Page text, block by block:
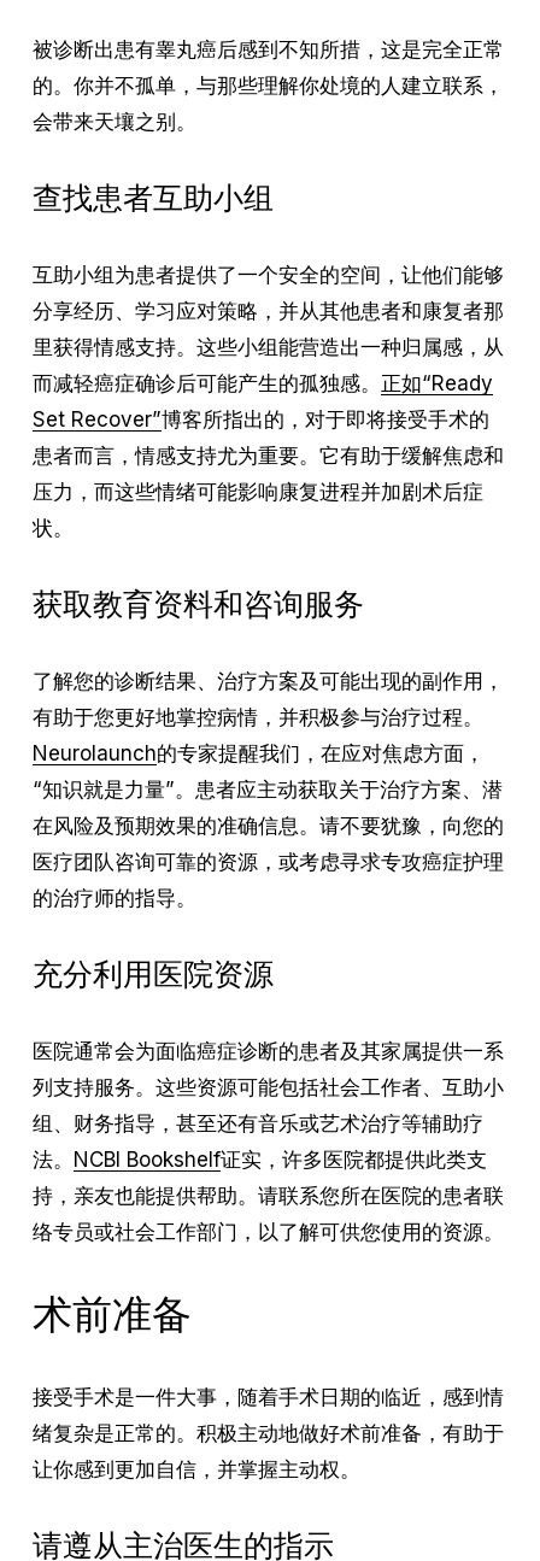
被诊断出患有睾丸癌后感到不知所措，这是完全正常
的。你并不孤单，与那些理解你处境的人建立联系，
会带来天壤之别。
查找患者互助小组
互助小组为患者提供了一个安全的空间，让他们能够
分享经历、学习应对策略，并从其他患者和康复者那
里获得情感支持。这些小组能营造出一种归属感，从
而减轻癌症确诊后可能产生的孤独感。 正如“Ready
Set Recover”博客所指出的，对于即将接受手术的
患者而言，情感支持尤为重要。它有助于缓解焦虑和
压力，而这些情绪可能影响康复进程并加剧术后症
状。
获取教育资料和咨询服务
了解您的诊断结果、治疗方案及可能出现的副作用，
有助于您更好地掌控病情，并积极参与治疗过程。
Neurolaunch的专家提醒我们，在应对焦虑方面，
“知识就是力量”。患者应主动获取关于治疗方案、潜
在风险及预期效果的准确信息。请不要犹豫，向您的
医疗团队咨询可靠的资源，或考虑寻求专攻癌症护理
的治疗师的指导。
充分利用医院资源
医院通常会为面临癌症诊断的患者及其家属提供一系
列支持服务。这些资源可能包括社会工作者、互助小
组、财务指导，甚至还有音乐或艺术治疗等辅助疗
法。 NCBI Bookshelf证实，许多医院都提供此类支
持，亲友也能提供帮助。请联系您所在医院的患者联
络专员或社会工作部门，以了解可供您使用的资源。
术前准备
接受手术是一件大事，随着手术日期的临近，感到情
绪复杂是正常的。积极主动地做好术前准备，有助于
让你感到更加自信，并掌握主动权。
请遵从主治医生的指示